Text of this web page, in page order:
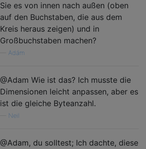
Sie es von innen nach außen (oben
auf den Buchstaben, die aus dem
Kreis heraus zeigen) und in
Großbuchstaben machen?
Adám
@Adam Wie ist das? Ich musste die
Dimensionen leicht anpassen, aber es
ist die gleiche Byteanzahl.
Neil
@Adam, du solltest; Ich dachte, diese